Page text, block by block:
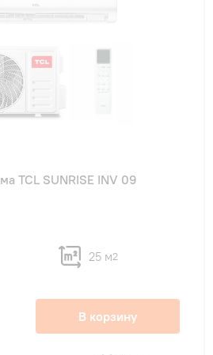
TCL SUNRISE INV 09
25 м2
В корзину